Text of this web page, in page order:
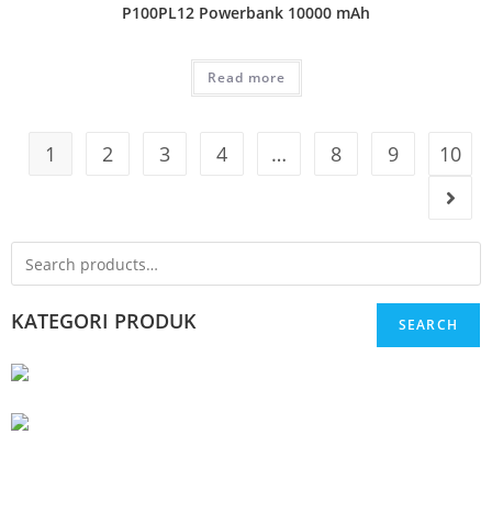
P100PL12 Powerbank 10000 mAh
Read more
1 2 3 4 … 8 9 10
SEARCH
KATEGORI PRODUK